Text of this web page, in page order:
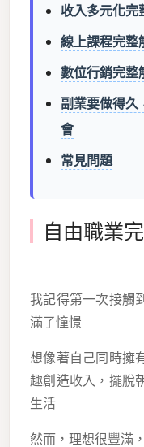
收入多元化完
線上課程完整
數位行銷完整
副業要做得久
會
常見問題
自由職業
我記得第一次接觸
滿了憧憬
想像著自己同時擁
趣創造收入，擺脫
生活
然而，理想很豐滿